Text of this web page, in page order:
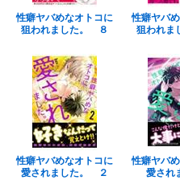
性癖ヤバめなオトコに
狙われました。 ８
性癖ヤバ
狙われ
性癖ヤバめなオトコに
愛されました。 ２
性癖ヤバ
愛され